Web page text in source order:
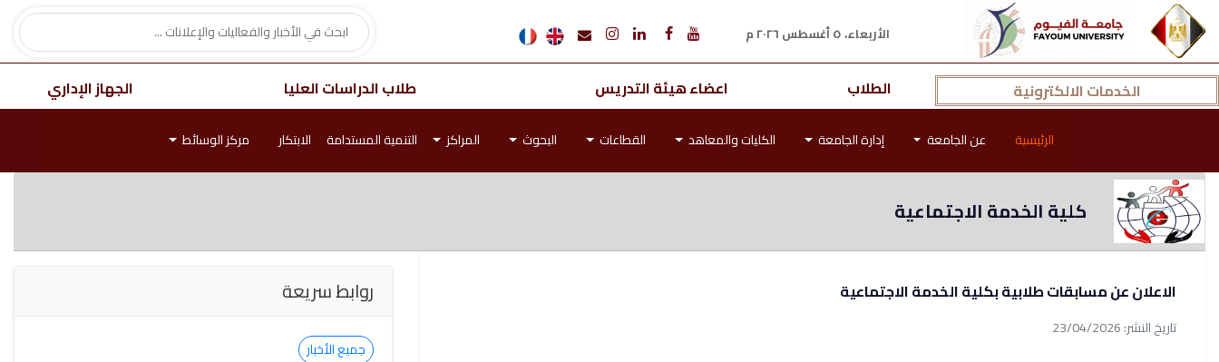
الأربعاء، ٥ أغسطس ٢٠٢٦ م
الخدمات الالكترونية الطلاب اعضاء هيئة التدريس طلاب الدراسات العليا الجهاز الإداري
الرئيسية عن الجامعة إدارة الجامعة الكليات والمعاهد القطاعات البحوث المراكز التنمية المستدامة الابتكار مركز الوسائط
كلية الخدمة الاجتماعية
الاعلان عن مسابقات طلابية بكلية الخدمة الاجتماعية
تاريخ النشر: 23/04/2026
روابط سريعة
جميع الأخبار